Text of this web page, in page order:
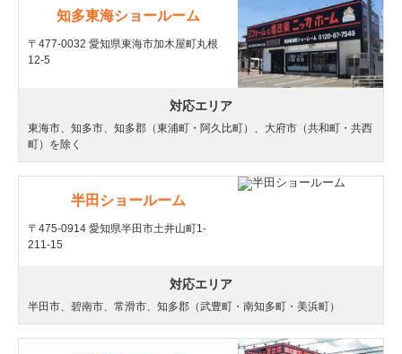
知多東海ショールーム
〒477-0032 愛知県東海市加木屋町丸根
12-5
対応エリア
東海市、知多市、知多郡（東浦町・阿久比町）、大府市（共和町・共西
町）を除く
半田ショールーム
〒475-0914 愛知県半田市土井山町1-
211-15
対応エリア
半田市、碧南市、常滑市、知多郡（武豊町・南知多町・美浜町）